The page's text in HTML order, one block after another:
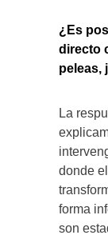
¿Es
directo
peleas,
La
donde
forma
son